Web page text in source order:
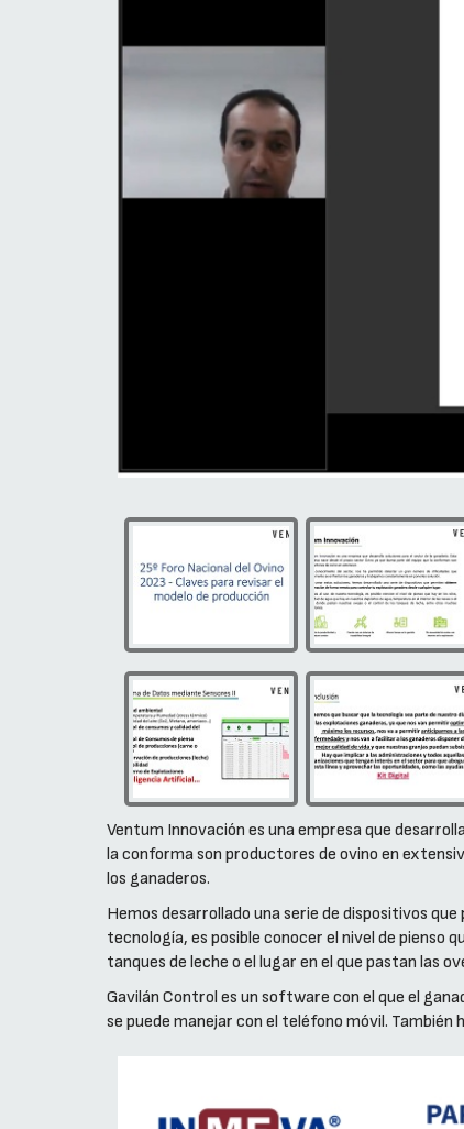
Ventum Innovación es una empresa que
la conforma son productores de ovino en
los ganaderos.
Hemos desarrollado una serie de dispositivos
tecnología, es posible conocer el nivel de pienso
tanques de leche o el lugar en el que pastan las
Gavilán Control es un software con el que el
se puede manejar con el teléfono móvil.